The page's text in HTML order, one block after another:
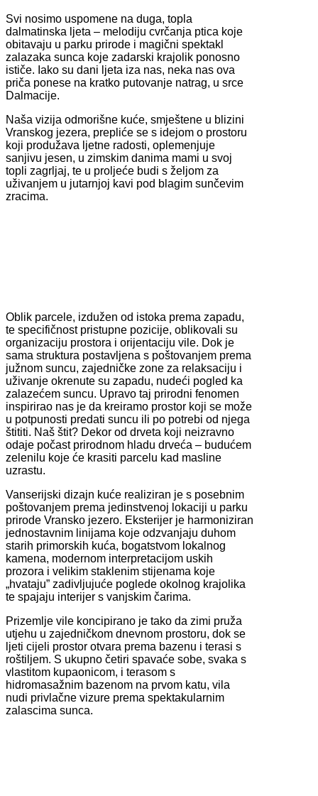
Svi nosimo uspomene na duga, topla
dalmatinska ljeta – melodiju cvrčanja ptica koje
obitavaju u parku prirode i magični spektakl
zalazaka sunca koje zadarski krajolik ponosno
ističe. Iako su dani ljeta iza nas, neka nas ova
priča ponese na kratko putovanje natrag, u srce
Dalmacije.
Naša vizija odmorišne kuće, smještene u blizini
Vranskog jezera, prepliće se s idejom o prostoru
koji produžava ljetne radosti, oplemenjuje
sanjivu jesen, u zimskim danima mami u svoj
topli zagrljaj, te u proljeće budi s željom za
uživanjem u jutarnjoj kavi pod blagim sunčevim
zracima.
Oblik parcele, izdužen od istoka prema zapadu,
te specifičnost pristupne pozicije, oblikovali su
organizaciju prostora i orijentaciju vile. Dok je
sama struktura postavljena s poštovanjem prema
južnom suncu, zajedničke zone za relaksaciju i
uživanje okrenute su zapadu, nudeći pogled ka
zalazećem suncu. Upravo taj prirodni fenomen
inspirirao nas je da kreiramo prostor koji se može
u potpunosti predati suncu ili po potrebi od njega
štititi. Naš štit? Dekor od drveta koji neizravno
odaje počast prirodnom hladu drveća – budućem
zelenilu koje će krasiti parcelu kad masline
uzrastu.
Vanserijski dizajn kuće realiziran je s posebnim
poštovanjem prema jedinstvenoj lokaciji u parku
prirode Vransko jezero. Eksterijer je harmoniziran
jednostavnim linijama koje odzvanjaju duhom
starih primorskih kuća, bogatstvom lokalnog
kamena, modernom interpretacijom uskih
prozora i velikim staklenim stijenama koje
„hvataju” zadivljujuće poglede okolnog krajolika
te spajaju interijer s vanjskim čarima.
Prizemlje vile koncipirano je tako da zimi pruža
utjehu u zajedničkom dnevnom prostoru, dok se
ljeti cijeli prostor otvara prema bazenu i terasi s
roštiljem. S ukupno četiri spavaće sobe, svaka s
vlastitom kupaonicom, i terasom s
hidromasažnim bazenom na prvom katu, vila
nudi privlačne vizure prema spektakularnim
zalascima sunca.